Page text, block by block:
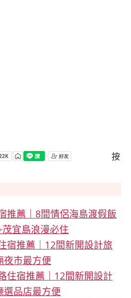
按
推薦｜8間情侶海島渡假飯
宜島浪漫必住
宿推薦｜12間新開設計旅
夜市最方便
住宿推薦｜12間新開設計
選品店最方便